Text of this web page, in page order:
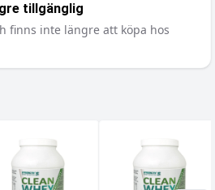
tillgänglig
finns inte längre att köpa hos